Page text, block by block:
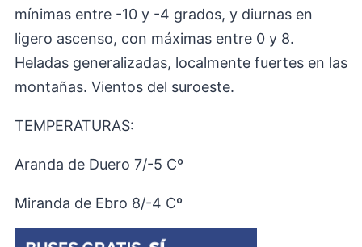
mínimas entre -10 y -4 grados, y diurnas en
ligero ascenso, con máximas entre 0 y 8.
Heladas generalizadas, localmente fuertes en las
montañas. Vientos del suroeste.
TEMPERATURAS:
Aranda de Duero 7/-5 Cº
Miranda de Ebro 8/-4 Cº